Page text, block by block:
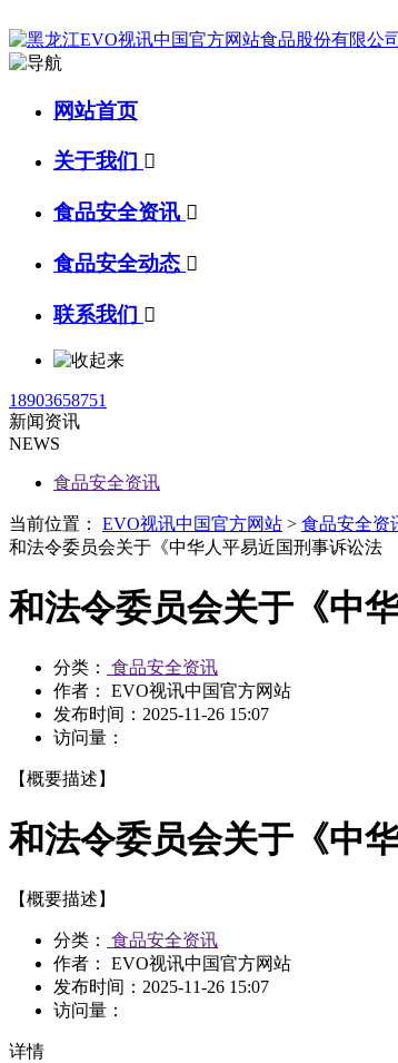
网站首页
关于我们 
食品安全资讯 
食品安全动态 
联系我们 
18903658751
新闻资讯
NEWS
食品安全资讯
当前位置： EVO视讯中国官方网站 > 食品安全资
和法令委员会关于《中华人平易近国刑事诉讼法
和法令委员会关于《中
分类：
食品安全资讯
作者： EVO视讯中国官方网站
发布时间： 2025-11-26 15:07
访问量：
【概要描述】
和法令委员会关于《中
【概要描述】
分类：
食品安全资讯
作者： EVO视讯中国官方网站
发布时间： 2025-11-26 15:07
访问量：
详情